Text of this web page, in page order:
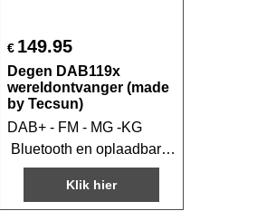
€ 149.95
Degen DAB119x
wereldontvanger (made
by Tecsun)
DAB+ - FM - MG -KG
Bluetooth en oplaadbare accu
Klik hier